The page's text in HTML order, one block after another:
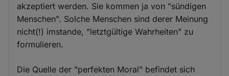
akzeptiert werden. Sie kommen ja von "sündigen
Menschen". Solche Menschen sind derer Meinung
nicht(!) imstande, "letztgültige Wahrheiten" zu
formulieren.
Die Quelle der "perfekten Moral" befindet sich